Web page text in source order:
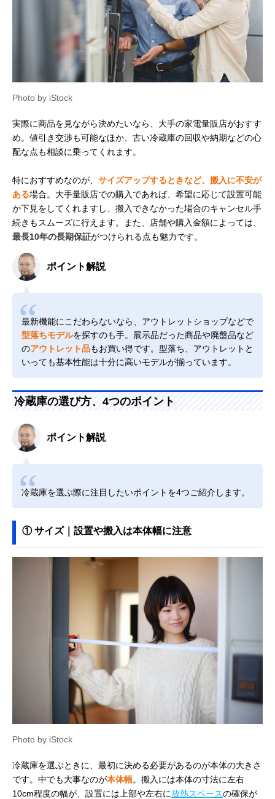
Photo by iStock
実際に商品を見ながら決めたいなら、大手の家電量販店がおすす
め。値引き交渉も可能なほか、古い冷蔵庫の回収や納期などの心
配な点も相談に乗ってくれます。
特におすすめなのが、 サイズアップするときなど、搬入に不安が
ある場合。大手量販店での購入であれば、希望に応じて設置可能
か下見をしてくれますし、搬入できなかった場合のキャンセル手
続きもスムーズに行えます。また、店舗や購入金額によっては、
最長10年の長期保証がつけられる点も魅力です。
ポイント解説
最新機能にこだわらないなら、アウトレットショップなどで
型落ちモデルを探すのも手。展示品だった商品や廃盤品など
のアウトレット品もお買い得です。型落ち、アウトレットと
いっても基本性能は十分に高いモデルが揃っています。
冷蔵庫の選び方、4つのポイント
ポイント解説
冷蔵庫を選ぶ際に注目したいポイントを4つご紹介します。
① サイズ｜設置や搬入は本体幅に注意
Photo by iStock
冷蔵庫を選ぶときに、最初に決める必要があるのが本体の大きさ
です。中でも大事なのが本体幅。搬入には本体の寸法に左右
10cm程度の幅が、設置には上部や左右に放熱スペースの確保が